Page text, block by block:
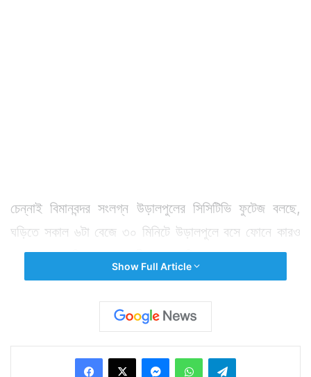
চেন্নাই বিমানবন্দর সংলগ্ন উড়ালপুলের সিসিটিভি ফুটেজ বলছে,
ঘড়িতে সকাল ৬টা বেজে ৩০ মিনিটে উড়ালপুলে বসে ফোনে কারও
সাথে গল্প করছিলেন মাঝবয়সী এক ব্যক্তি। ফোনে কথা বলতে
বলতে সেলফি তোলার চেষ্টা করতে দেখা যাচ্ছিল তাঁকে। মাঝে মাঝে
আবার রেলিংয়ের বিপজ্জনক সীমা পেরিয়ে ঝুঁকেও পড়ছিলেন তিনি।
আচমকাই সেই উড়ালপুল থেকে নিচে টার্মিনালের মাটিতে পড়ে যেতে
দেখা গেল ওই ব্যক্তিকে। ১০ ফুট উচ্চতা থেকে নিচে পড়ার ফলে
মাথা ফেটে চৌচির হয়ে গেল তাঁর।
Show Full Article